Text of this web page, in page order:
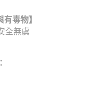
有毒物】
全無虞